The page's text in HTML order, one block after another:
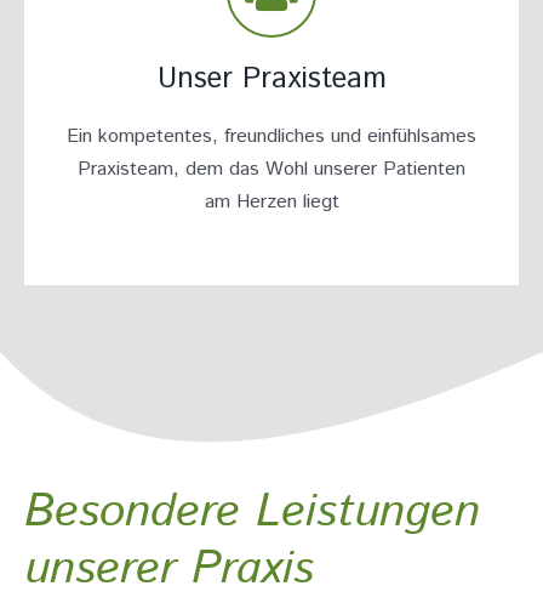
Unser Praxisteam
Ein kompetentes, freundliches und einfühlsames
Praxisteam, dem das Wohl unserer Patienten
am Herzen liegt
Besondere Leistungen
unserer Praxis